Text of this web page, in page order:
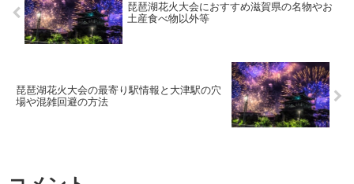
琵琶湖花火大会におすすめ滋賀県の名物やお
土産食べ物以外等
琵琶湖花火大会の最寄り駅情報と大津駅の穴
場や混雑回避の方法